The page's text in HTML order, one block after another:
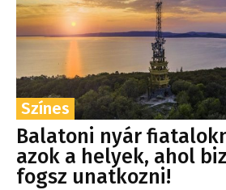
Színes
Balatoni nyár
azok a helyek, ahol
fogsz unatkozni!